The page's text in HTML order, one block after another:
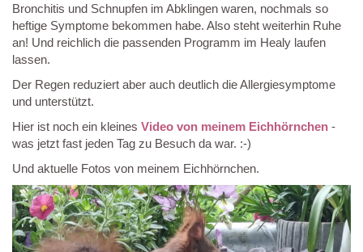
Bronchitis und Schnupfen im Abklingen waren, nochmals so
heftige Symptome bekommen habe. Also steht weiterhin Ruhe
an! Und reichlich die passenden Programm im Healy laufen
lassen.
Der Regen reduziert aber auch deutlich die Allergiesymptome
und unterstützt.
Hier ist noch ein kleines Video von meinem Eichhörnchen -
was jetzt fast jeden Tag zu Besuch da war. :-)
Und aktuelle Fotos von meinem Eichhörnchen.